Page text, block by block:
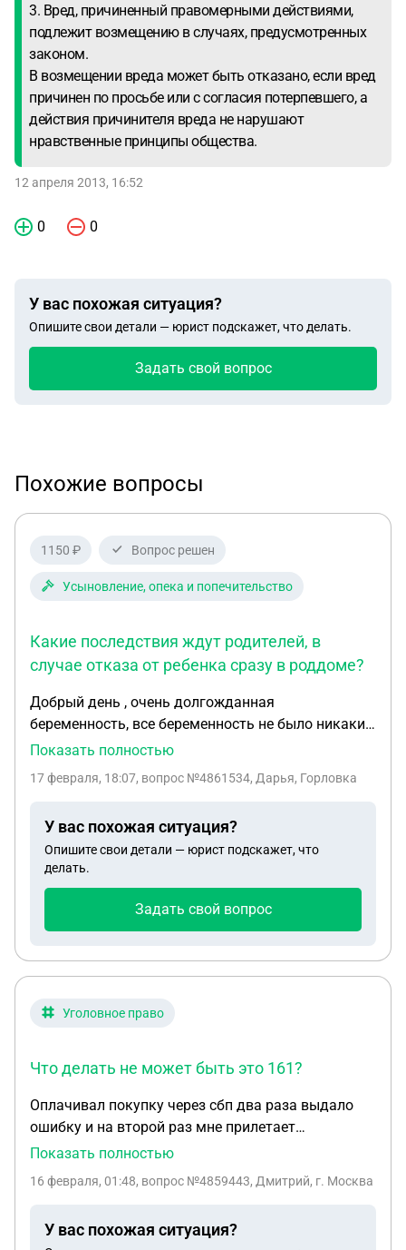
3. Вред, причиненный правомерными действиями,
подлежит возмещению в случаях, предусмотренных
законом.
В возмещении вреда может быть отказано, если вред
причинен по просьбе или с согласия потерпевшего, а
действия причинителя вреда не нарушают
нравственные принципы общества.
12 апреля 2013, 16:52
0 0
У вас похожая ситуация?
Опишите свои детали — юрист подскажет, что делать.
Задать свой вопрос
Похожие вопросы
1150 ₽ Вопрос решен
Усыновление, опека и попечительство
Какие последствия ждут родителей, в
случае отказа от ребенка сразу в роддоме?
Добрый день , очень долгожданная
беременность, все беременность не было никаких
проблем, все анализы в норме , при родах родился
заболеванием. Возможности ухаживать за таким
очень тяжелое решение. Какие последствия ждут
родителей , в случае отказа от ребенка сразу в
роддоме ?какова процедура отказа?
Показать полностью
17 февраля, 18:07, вопрос №4861534, Дарья, Горловка
У вас похожая ситуация?
Опишите свои детали — юрист подскажет, что
делать.
Задать свой вопрос
Уголовное право
Что делать не может быть это 161?
Оплачивал покупку через сбп два раза выдало
ошибку и на второй раз мне прилетает
блокировка в банке на счёт. Что делать не может
быть переданы в ЦБ как мошенника, это не
данные в ЦБ как мошенника из за не оплаты
Показать полностью
16 февраля, 01:48, вопрос №4859443, Дмитрий, г. Москва
У вас похожая ситуация?